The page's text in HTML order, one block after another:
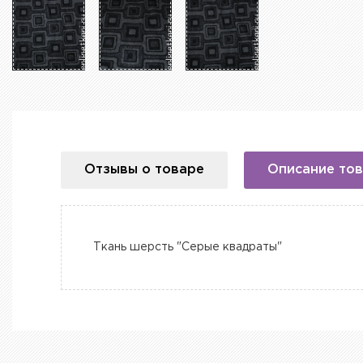
Отзывы о товаре Описание
Ткань шерсть "Серые квадраты"